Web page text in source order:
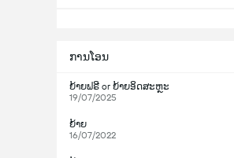
ການໂອນ
ຍ້າຍຟຣີ or ຍ້າຍອິດສະຫຼະ
19/07/2025
ຍ້າຍ
16/07/2022